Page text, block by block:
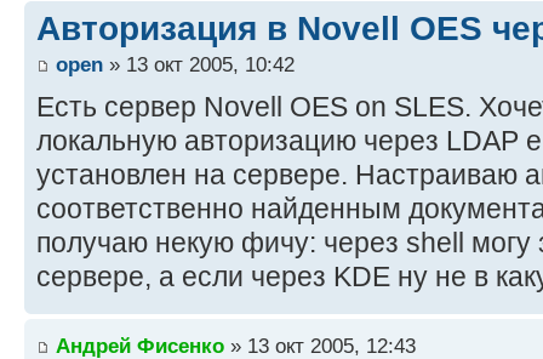
Авторизация в Novell OES
open » 13 окт 2005, 10:42
Есть сервер Novell OES on SLES.
локальную авторизацию через LDAP
установлен на сервере. Настраиваю
соответственно найденным
получаю некую фичу: через shell могу
сервере, а если через KDE ну не в
Андрей Фисенко » 13 окт 2005, 12:43